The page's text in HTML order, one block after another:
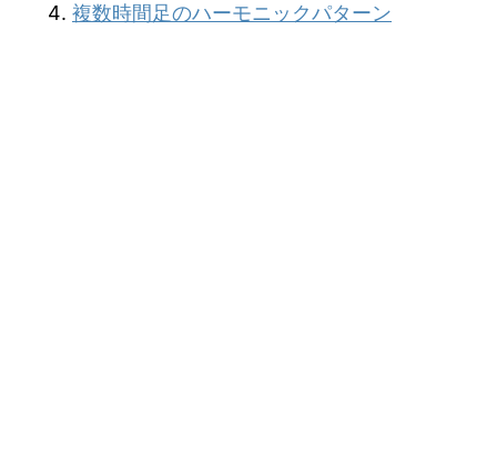
複数時間足のハーモニックパターン